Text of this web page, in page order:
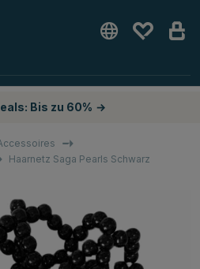
Bis zu 60% →
Haarnetz Saga Pearls Schwarz